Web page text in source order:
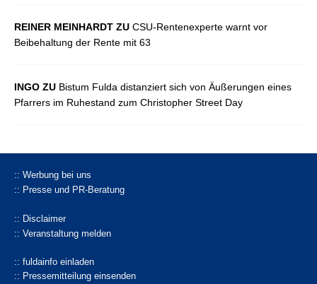
REINER MEINHARDT ZU CSU-Rentenexperte warnt vor
Beibehaltung der Rente mit 63
INGO ZU Bistum Fulda distanziert sich von Äußerungen eines
Pfarrers im Ruhestand zum Christopher Street Day
:: Werbung bei uns
:: Presse und PR-Beratung
:: Disclaimer
:: Veranstaltung melden
:: fuldainfo einladen
:: Pressemitteilung einsenden